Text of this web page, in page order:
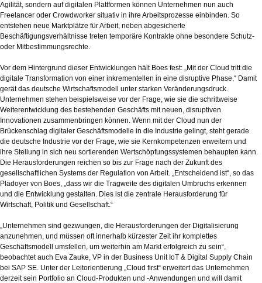
Agilität, sondern auf digitalen Plattformen können Unternehmen nun auch
Freelancer oder Crowdworker situativ in ihre Arbeitsprozesse einbinden. So
entstehen neue Marktplätze für Arbeit, neben abgesicherte
Beschäftigungsverhältnisse treten temporäre Kontrakte ohne besondere Schutz-
oder Mitbestimmungsrechte.
Vor dem Hintergrund dieser Entwicklungen hält Boes fest: „Mit der Cloud tritt die
digitale Transformation von einer inkrementellen in eine disruptive Phase.“ Damit
gerät das deutsche Wirtschaftsmodell unter starken Veränderungsdruck.
Unternehmen stehen beispielsweise vor der Frage, wie sie die schrittweise
Weiterentwicklung des bestehenden Geschäfts mit neuen, disruptiven
Innovationen zusammenbringen können. Wenn mit der Cloud nun der
Brückenschlag digitaler Geschäftsmodelle in die Industrie gelingt, steht gerade
die deutsche Industrie vor der Frage, wie sie Kernkompetenzen erweitern und
ihre Stellung in sich neu sortierenden Wertschöpfungssystemen behaupten kann.
Die Herausforderungen reichen so bis zur Frage nach der Zukunft des
gesellschaftlichen Systems der Regulation von Arbeit. „Entscheidend ist“, so das
Plädoyer von Boes, „dass wir die Tragweite des digitalen Umbruchs erkennen
und die Entwicklung gestalten. Dies ist die zentrale Herausforderung für
Wirtschaft, Politik und Gesellschaft.“
„Unternehmen sind gezwungen, die Herausforderungen der Digitalisierung
anzunehmen, und müssen oft innerhalb kürzester Zeit ihr komplettes
Geschäftsmodell umstellen, um weiterhin am Markt erfolgreich zu sein“,
beobachtet auch Eva Zauke, VP in der Business Unit IoT & Digital Supply Chain
bei SAP SE. Unter der Leitorientierung „Cloud first“ erweitert das Unternehmen
derzeit sein Portfolio an Cloud-Produkten und -Anwendungen und will damit